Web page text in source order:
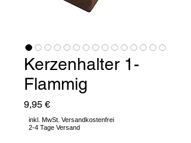
Kerzenhalter 1-
Flammig
9,95 €Preis